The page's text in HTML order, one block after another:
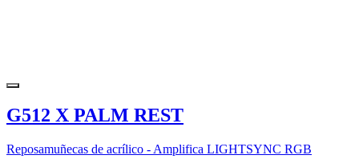
G512 X PALM REST
Reposamuñecas de acrílico - Amplifica LIGHTSYNC RGB